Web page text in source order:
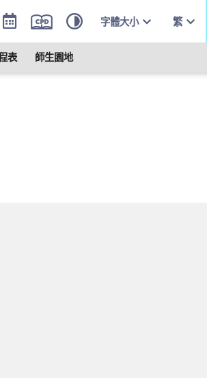
字體大小 繁
表 師生園地